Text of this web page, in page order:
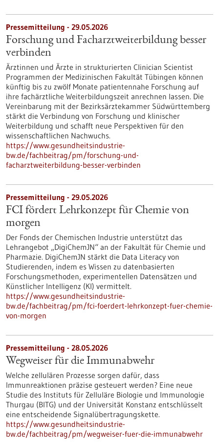
Pressemitteilung - 29.05.2026
Forschung und Facharztweiterbildung besser
verbinden
Ärztinnen und Ärzte in strukturierten Clinician Scientist
Programmen der Medizinischen Fakultät Tübingen können
künftig bis zu zwölf Monate patientennahe Forschung auf
ihre fachärztliche Weiterbildungszeit anrechnen lassen. Die
Vereinbarung mit der Bezirksärztekammer Südwürttemberg
stärkt die Verbindung von Forschung und klinischer
Weiterbildung und schafft neue Perspektiven für den
wissenschaftlichen Nachwuchs.
https://www.gesundheitsindustrie-
bw.de/fachbeitrag/pm/forschung-und-
facharztweiterbildung-besser-verbinden
Pressemitteilung - 29.05.2026
FCI fördert Lehrkonzept für Chemie von
morgen
Der Fonds der Chemischen Industrie unterstützt das
Lehrangebot „DigiChemJN“ an der Fakultät für Chemie und
Pharmazie. DigiChemJN stärkt die Data Literacy von
Studierenden, indem es Wissen zu datenbasierten
Forschungsmethoden, experimentellen Datensätzen und
Künstlicher Intelligenz (KI) vermittelt.
https://www.gesundheitsindustrie-
bw.de/fachbeitrag/pm/fci-foerdert-lehrkonzept-fuer-chemie-
von-morgen
Pressemitteilung - 28.05.2026
Wegweiser für die Immunabwehr
Welche zellulären Prozesse sorgen dafür, dass
Immunreaktionen präzise gesteuert werden? Eine neue
Studie des Instituts für Zelluläre Biologie und Immunologie
Thurgau (BITG) und der Universität Konstanz entschlüsselt
eine entscheidende Signalübertragungskette.
https://www.gesundheitsindustrie-
bw.de/fachbeitrag/pm/wegweiser-fuer-die-immunabwehr